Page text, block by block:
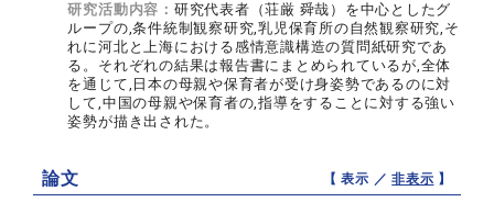
研究活動内容： 研究代表者（荘厳 舜哉）を中心としたグ
ループの,条件統制観察研究,乳児保育所の自然観察研究,そ
れに河北と上海における感情意識構造の質問紙研究であ
る。それぞれの結果は報告書にまとめられているが,全体
を通じて,日本の母親や保育者が受け身姿勢であるのに対
して,中国の母親や保育者の,指導をすることに対する強い
姿勢が描き出された。
論文 【 表示 ／非表示 】